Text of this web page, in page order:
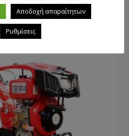
Αποδοχή απαραίτητων
Ρυθμίσεις